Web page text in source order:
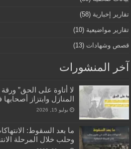
تقارير إخبارية (58)
تقارير مواضيعية (10)
قصص وشهادات (13)
آخر المنشورات
لا أتاوة على الحق”
المنازل وابتزاز
يوليو 15, 2026
ما بعد السقوط:
وحلب خلال المرحلة